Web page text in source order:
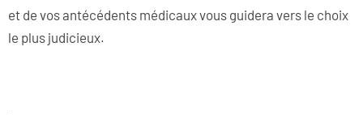
et de vos antécédents médicaux vous guidera vers le choix
le plus judicieux.